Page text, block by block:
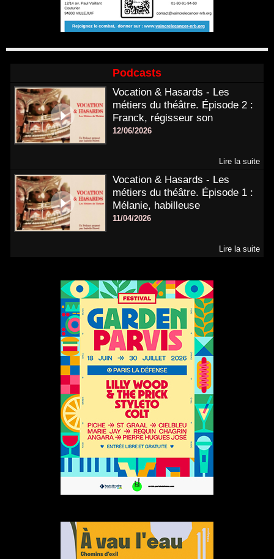
Podcasts
Vocation & Hasards - Les
métiers du théâtre. Épisode 2 :
Franck, régisseur son
12/06/2026
Lire la suite
Vocation & Hasards - Les
métiers du théâtre. Épisode 1 :
Mélanie, habilleuse
11/04/2026
Lire la suite